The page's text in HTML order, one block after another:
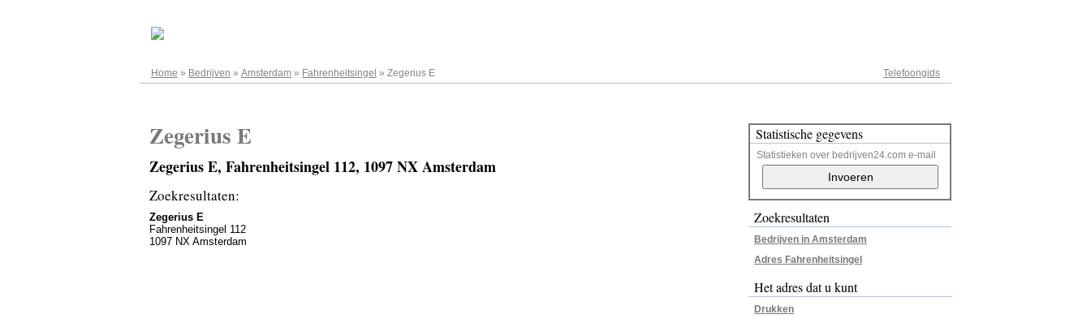
Telefoongids
Home » Bedrijven » Amsterdam » Fahrenheitsingel » Zegerius E
Zegerius E
Zegerius E, Fahrenheitsingel 112, 1097 NX Amsterdam
Zoekresultaten:
Zegerius E
Fahrenheitsingel 112
1097 NX Amsterdam
Statistische gegevens
Statistieken over bedrijven24.com e-mail
Zoekresultaten
Bedrijven in Amsterdam
Adres Fahrenheitsingel
Het adres dat u kunt
Drukken